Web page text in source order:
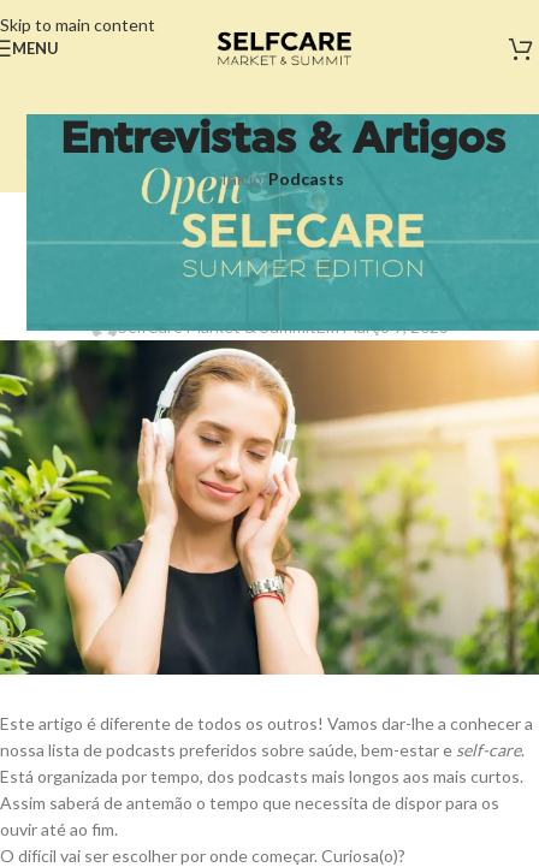
Skip to main content
MENU
Entrevistas & Artigos
Início/Podcasts
PODCASTS SELFCARE
Sugestões de Podcasts de
Self-Care para Si
SelfCare Market & SummitEm Março 9, 2023
Este artigo é diferente de todos os outros! Vamos dar-lhe a conhecer a
nossa lista de podcasts preferidos sobre saúde, bem-estar e self-care.
Está organizada por tempo, dos podcasts mais longos aos mais curtos.
Assim saberá de antemão o tempo que necessita de dispor para os
ouvir até ao fim.
O difícil vai ser escolher por onde começar. Curiosa(o)?